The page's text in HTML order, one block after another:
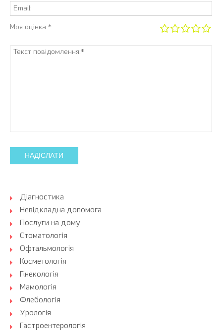
Моя оцінка *
НАДІСЛАТИ
Діагностика
Невідкладна допомога
Послуги на дому
Стоматологія
Офтальмологія
Косметологія
Гінекологія
Мамологія
Флебологія
Урологія
Гастроентерологія